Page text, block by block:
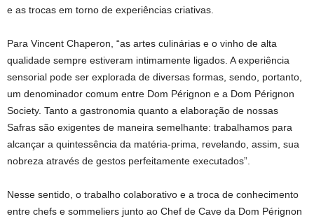
e as trocas em torno de experiências criativas.
Para Vincent Chaperon, “as artes culinárias e o vinho de alta
qualidade sempre estiveram intimamente ligados. A experiência
sensorial pode ser explorada de diversas formas, sendo, portanto,
um denominador comum entre Dom Pérignon e a Dom Pérignon
Society. Tanto a gastronomia quanto a elaboração de nossas
Safras são exigentes de maneira semelhante: trabalhamos para
alcançar a quintessência da matéria-prima, revelando, assim, sua
nobreza através de gestos perfeitamente executados”.
Nesse sentido, o trabalho colaborativo e a troca de conhecimento
entre chefs e sommeliers junto ao Chef de Cave da Dom Pérignon